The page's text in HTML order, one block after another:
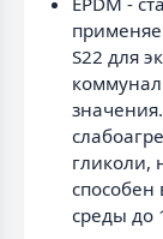
S22 для
гликоли,
способен
среды до